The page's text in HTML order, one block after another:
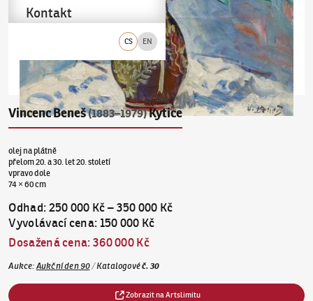
CS EN
Kontakt
Vincenc Beneš(1883–1979)Kytice
olej na plátně
přelom 20. a 30. let 20. století
vpravo dole
74 × 60 cm
Odhad:250 000 Kč–350 000 Kč
Vyvolávací cena: 150 000 Kč
Dosažená cena:360 000 Kč
Aukce: Aukční den 90/Katalogovéč.30
Zobrazit na Artslimitu